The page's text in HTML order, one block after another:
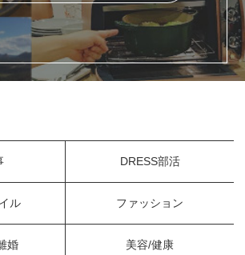
DRESS部活
ル ファッション
婚 美容/健康